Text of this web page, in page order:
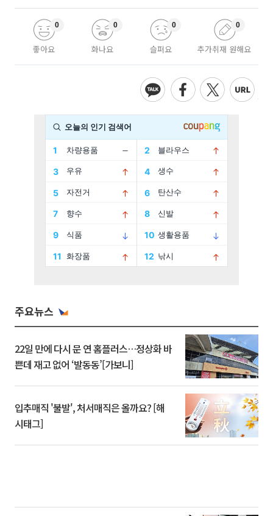
좋아요
0
화나요
0
슬퍼요
0
추가취재 원해요
0
주요뉴스
22일 만에 다시 문 연 홈플러스…정상화 바
쁜데 재고 없어 ‘발동동’[가보니]
입추매직 '불발', 처서매직은 올까요? [해
시태그]